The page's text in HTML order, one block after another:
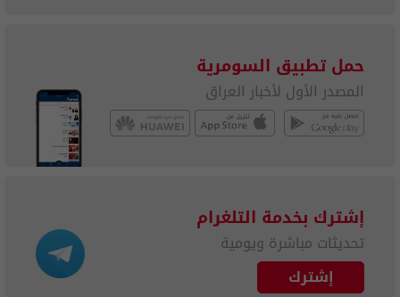
حمل تطبيق السومرية
المصدر الأول لأخبار العراق
إشترك بخدمة التلغرام
تحديثات مباشرة ويومية
إشترك